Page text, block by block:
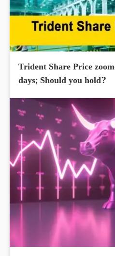
Trident Share Price
days; Should you hold?